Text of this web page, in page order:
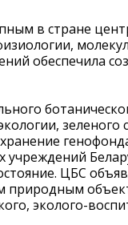
в стране
обеспечила
ЦБС
природным
эколого-